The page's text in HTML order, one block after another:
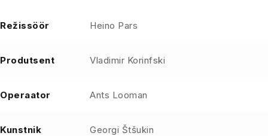
Režissöör Heino Pars
Produtsent Vladimir Korinfski
Operaator Ants Looman
Kunstnik Georgi Štšukin